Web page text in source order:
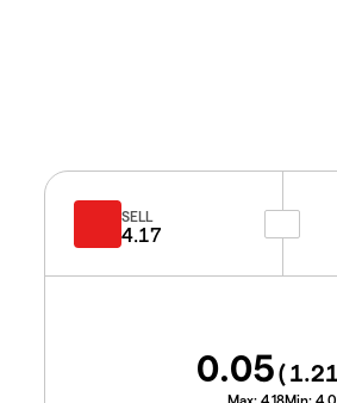
SELL
4.17
0.05(1.21
Max: 4.18Min: 4.0